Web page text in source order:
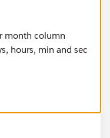
month column
hours, min and sec